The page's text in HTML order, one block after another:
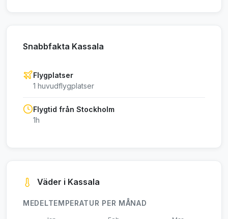
Snabbfakta Kassala
Flygplatser
1 huvudflygplatser
Flygtid från Stockholm
1h
Väder i Kassala
MEDELTEMPERATUR PER MÅNAD